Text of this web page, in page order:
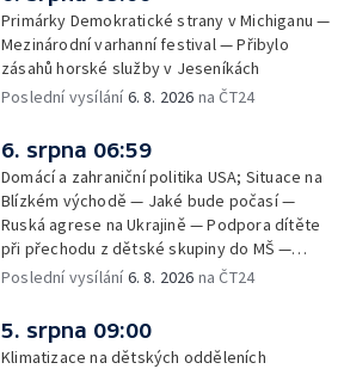
závislostí je mýtus — Demolice vyhořelé
výškové budovy ve Zlíně
Primárky Demokratické strany v Michiganu —
Mezinárodní varhanní festival — Přibylo
zásahů horské služby v Jeseníkách
Poslední vysílání6. 8. 2026 na ČT24
6. srpna 06:59
Domácí a zahraniční politika USA; Situace na
Blízkém východě — Jaké bude počasí —
Ruská agrese na Ukrajině — Podpora dítěte
při přechodu z dětské skupiny do MŠ —
Filmové premiéry týdne — Dvě deci tuše v
rakovinu prsu
Poslední vysílání6. 8. 2026 na ČT24
5. srpna 09:00
Klimatizace na dětských odděleních